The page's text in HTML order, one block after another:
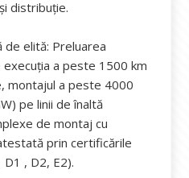
distribuție.
elită: Preluarea
a peste 1500 km
montajul a peste 4000
pe linii de înaltă
de montaj cu
prin certificările
, D2, E2).